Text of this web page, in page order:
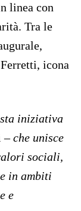
linea con
Tra le
icona
iniziativa
–che unisce
sociali,
in ambiti
e